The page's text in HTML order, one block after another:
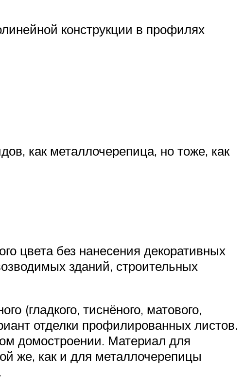
конструкции в профилях
как металлочерепица, но тоже, как
цвета без нанесения декоративных
зданий, строительных
(гладкого, тиснёного, матового,
отделки профилированных листов.
домостроении. Материал для
же, как и для металлочерепицы